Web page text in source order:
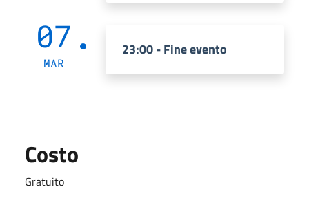
07
MAR
23:00 - Fine evento
Costo
Gratuito